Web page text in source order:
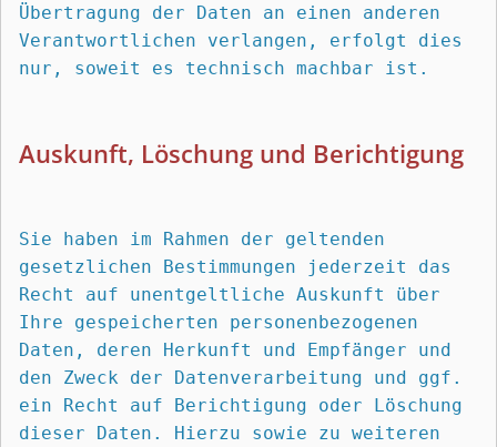
Übertragung der Daten an einen anderen
Verantwortlichen verlangen, erfolgt dies
nur, soweit es technisch machbar ist.
Auskunft, Löschung und Berichtigung
Sie haben im Rahmen der geltenden
gesetzlichen Bestimmungen jederzeit das
Recht auf unentgeltliche Auskunft über
Ihre gespeicherten personenbezogenen
Daten, deren Herkunft und Empfänger und
den Zweck der Datenverarbeitung und ggf.
ein Recht auf Berichtigung oder Löschung
dieser Daten. Hierzu sowie zu weiteren